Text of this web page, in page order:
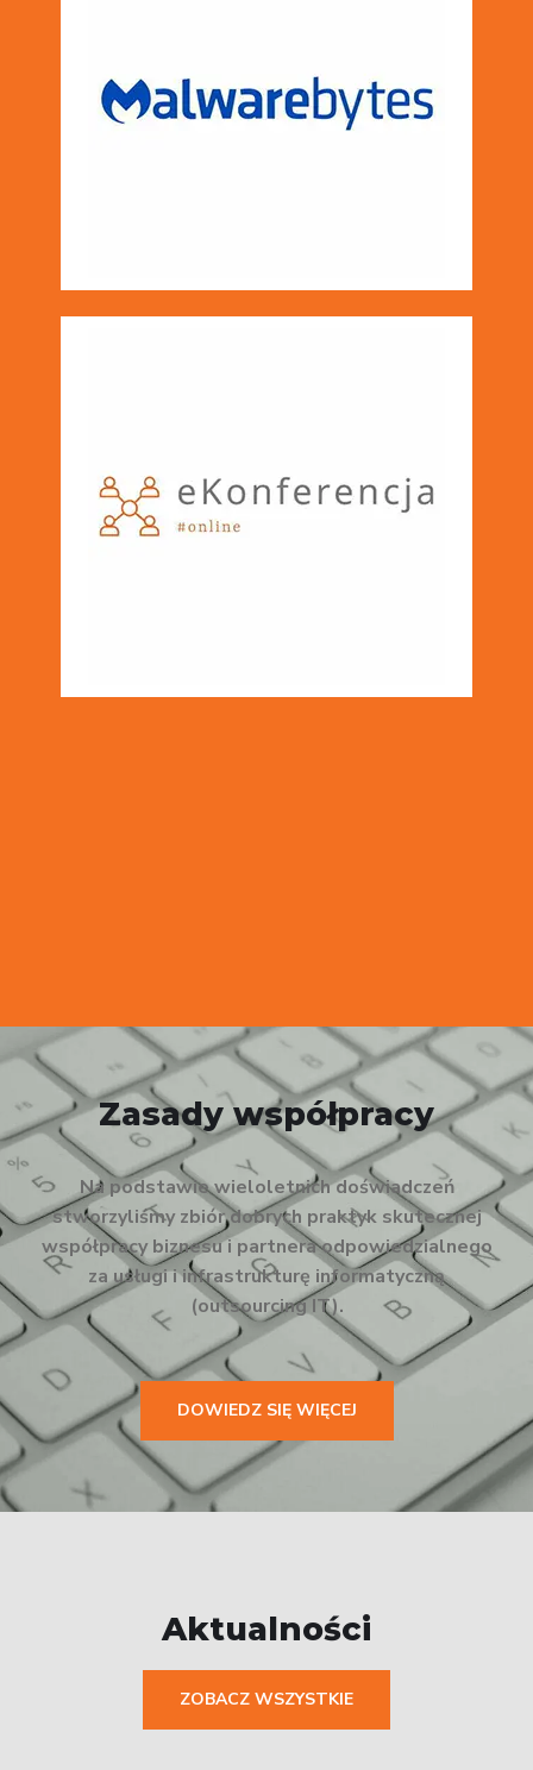
Zasady współpracy
Na podstawie wieloletnich doświadczeń
stworzyliśmy zbiór dobrych praktyk skutecznej
współpracy biznesu i partnera odpowiedzialnego
za usługi i infrastrukturę informatyczną
(outsourcing IT).
DOWIEDZ SIĘ WIĘCEJ
Aktualności
ZOBACZ WSZYSTKIE